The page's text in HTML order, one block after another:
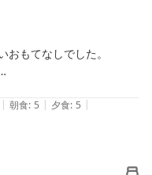
思います。
朝食も「とても美味しか
めスタッフ一同、何より
まりますので、ぜひその
ざいます。
もてなしでした。
来ている実感を持てまし
います。
| 朝食: 5 | 夕食: 5 |